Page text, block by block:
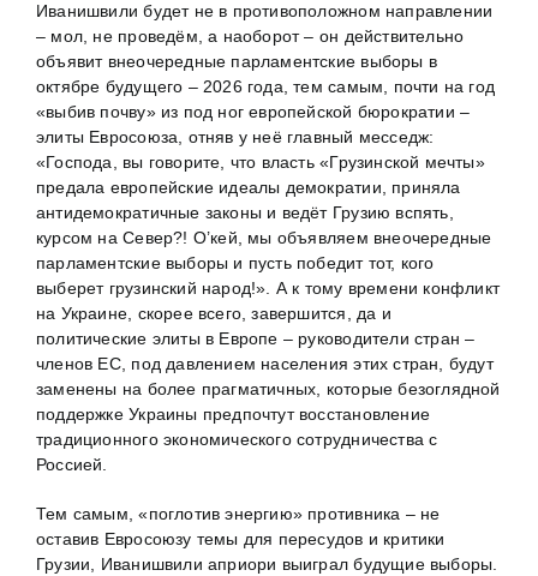
Иванишвили будет не в противоположном направлении
– мол, не проведём, а наоборот – он действительно
объявит внеочередные парламентские выборы в
октябре будущего – 2026 года, тем самым, почти на год
«выбив почву» из под ног европейской бюрократии –
элиты Евросоюза, отняв у неё главный месседж:
«Господа, вы говорите, что власть «Грузинской мечты»
предала европейские идеалы демократии, приняла
антидемократичные законы и ведёт Грузию вспять,
курсом на Север?! О’кей, мы объявляем внеочередные
парламентские выборы и пусть победит тот, кого
выберет грузинский народ!». А к тому времени конфликт
на Украине, скорее всего, завершится, да и
политические элиты в Европе – руководители стран –
членов ЕС, под давлением населения этих стран, будут
заменены на более прагматичных, которые безоглядной
поддержке Украины предпочтут восстановление
традиционного экономического сотрудничества с
Россией.
Тем самым, «поглотив энергию» противника – не
оставив Евросоюзу темы для пересудов и критики
Грузии, Иванишвили априори выиграл будущие выборы.